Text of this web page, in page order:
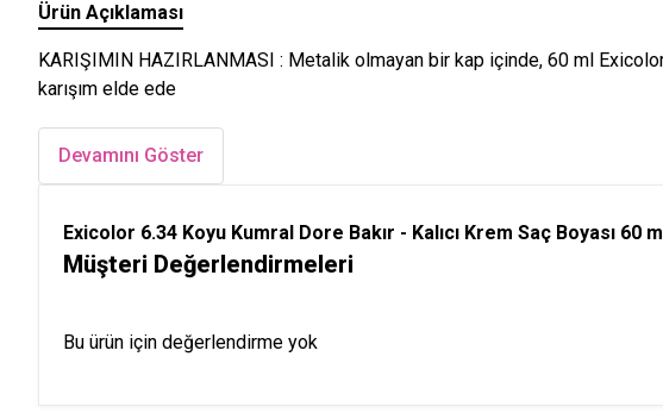
Ürün Açıklaması
KARIŞIMIN HAZIRLANMASI : Metalik olmayan bir kap içinde, 60 ml
karışım elde ede
Devamını Göster
Exicolor 6.34 Koyu Kumral Dore Bakır - Kalıcı Krem Saç Boyası 60
Müşteri Değerlendirmeleri
Bu ürün için değerlendirme yok